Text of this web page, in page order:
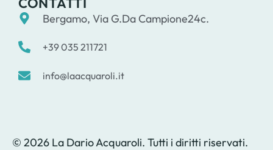
Bergamo, Via G.Da Campione24c.
+39 035 211721
info@laacquaroli.it
© 2026 La Dario Acquaroli. Tutti i diritti riservati.